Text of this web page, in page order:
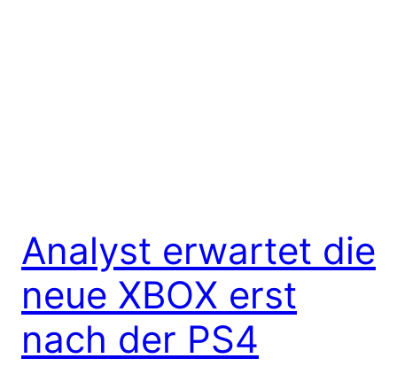
Analyst erwartet die
neue XBOX erst
nach der PS4